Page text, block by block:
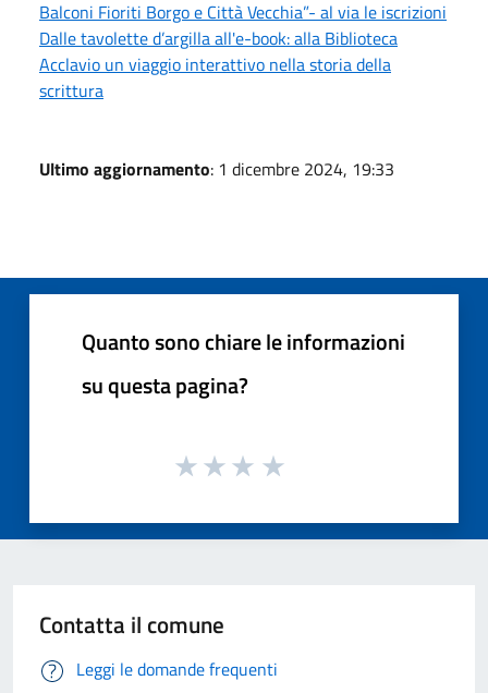
Balconi Fioriti Borgo e Città Vecchia”- al via le iscrizioni
Dalle tavolette d’argilla all'e-book: alla Biblioteca
Acclavio un viaggio interattivo nella storia della
scrittura
Ultimo aggiornamento: 1 dicembre 2024, 19:33
Quanto sono chiare le informazioni
su questa pagina?
Contatta il comune
Leggi le domande frequenti